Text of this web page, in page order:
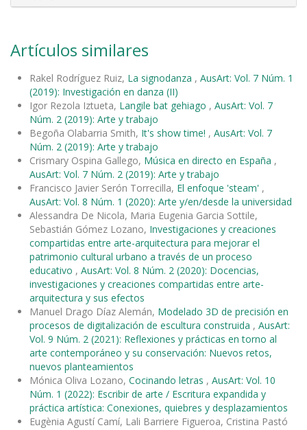
Artículos similares
Rakel Rodríguez Ruiz, La signodanza , AusArt: Vol. 7 Núm. 1
(2019): Investigación en danza (II)
Igor Rezola Iztueta, Langile bat gehiago , AusArt: Vol. 7
Núm. 2 (2019): Arte y trabajo
Begoña Olabarria Smith, It's show time! , AusArt: Vol. 7
Núm. 2 (2019): Arte y trabajo
Crismary Ospina Gallego, Música en directo en España ,
AusArt: Vol. 7 Núm. 2 (2019): Arte y trabajo
Francisco Javier Serón Torrecilla, El enfoque 'steam' ,
AusArt: Vol. 8 Núm. 1 (2020): Arte y/en/desde la universidad
Alessandra De Nicola, Maria Eugenia Garcia Sottile,
Sebastián Gómez Lozano, Investigaciones y creaciones
compartidas entre arte-arquitectura para mejorar el
patrimonio cultural urbano a través de un proceso
educativo , AusArt: Vol. 8 Núm. 2 (2020): Docencias,
investigaciones y creaciones compartidas entre arte-
arquitectura y sus efectos
Manuel Drago Díaz Alemán, Modelado 3D de precisión en
procesos de digitalización de escultura construida , AusArt:
Vol. 9 Núm. 2 (2021): Reflexiones y prácticas en torno al
arte contemporáneo y su conservación: Nuevos retos,
nuevos planteamientos
Mónica Oliva Lozano, Cocinando letras , AusArt: Vol. 10
Núm. 1 (2022): Escribir de arte / Escritura expandida y
práctica artística: Conexiones, quiebres y desplazamientos
Eugènia Agustí Camí, Lali Barriere Figueroa, Cristina Pastó